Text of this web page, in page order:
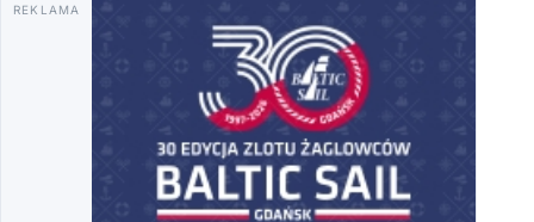
REKLAMA